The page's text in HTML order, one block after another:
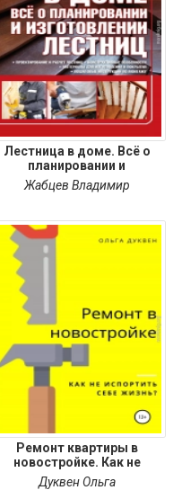
Лестница в доме. Всё о
планировании и
Жабцев Владимир
Ремонт квартиры в
новостройке. Как не
Дуквен Ольга